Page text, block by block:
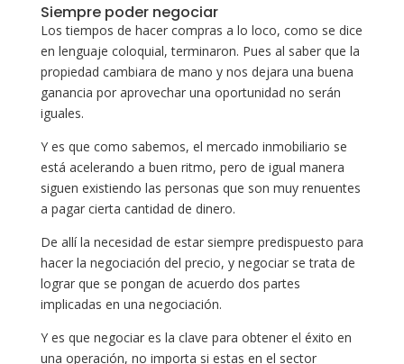
Siempre poder negociar
Los tiempos de hacer compras a lo loco, como se dice
en lenguaje coloquial, terminaron. Pues al saber que la
propiedad cambiara de mano y nos dejara una buena
ganancia por aprovechar una oportunidad no serán
iguales.
Y es que como sabemos, el mercado inmobiliario se
está acelerando a buen ritmo, pero de igual manera
siguen existiendo las personas que son muy renuentes
a pagar cierta cantidad de dinero.
De allí la necesidad de estar siempre predispuesto para
hacer la negociación del precio, y negociar se trata de
lograr que se pongan de acuerdo dos partes
implicadas en una negociación.
Y es que negociar es la clave para obtener el éxito en
una operación, no importa si estas en el sector